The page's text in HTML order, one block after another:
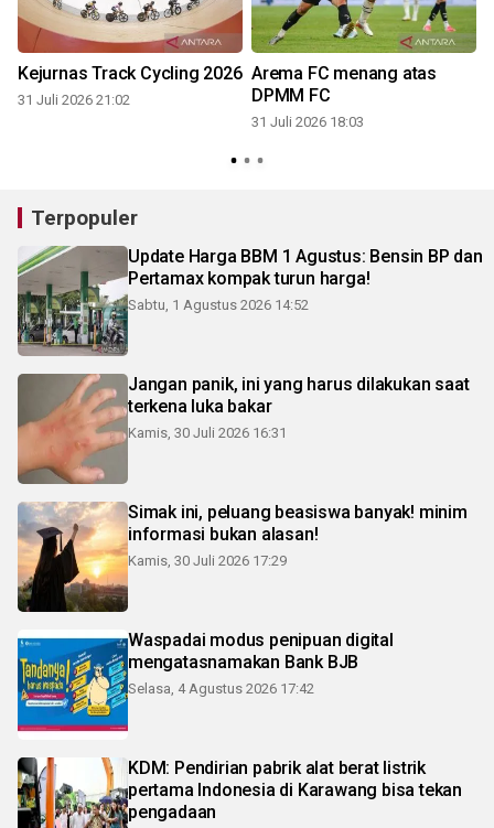
Kejurnas Track Cycling 2026
31 Juli 2026 21:02
Arema FC menang atas
DPMM FC
31 Juli 2026 18:03
Terpopuler
Update Harga BBM 1 Agustus: Bensin BP dan
Pertamax kompak turun harga!
Sabtu, 1 Agustus 2026 14:52
Jangan panik, ini yang harus dilakukan saat
terkena luka bakar
Kamis, 30 Juli 2026 16:31
Simak ini, peluang beasiswa banyak! minim
informasi bukan alasan!
Kamis, 30 Juli 2026 17:29
Waspadai modus penipuan digital
mengatasnamakan Bank BJB
Selasa, 4 Agustus 2026 17:42
KDM: Pendirian pabrik alat berat listrik
pertama Indonesia di Karawang bisa tekan
pengadaan